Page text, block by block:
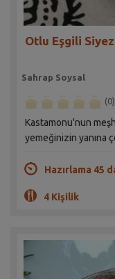
Otlu Eşgili
Sahrap Soysal
(0)
Kastamonu'nun
yemeğinizin yanına
Hazırlama 45
4 Kişilik